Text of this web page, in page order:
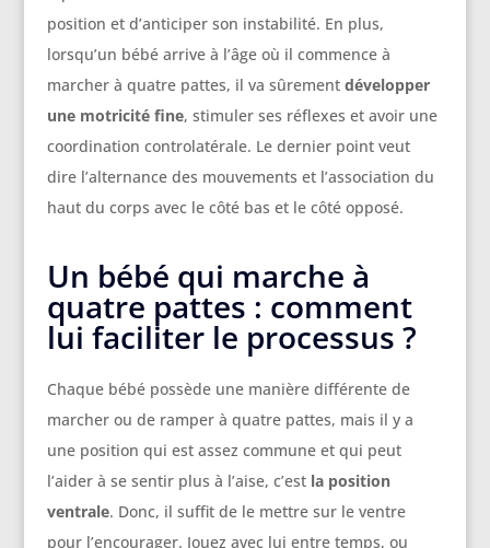
position et d’anticiper son instabilité. En plus,
lorsqu’un bébé arrive à l’âge où il commence à
marcher à quatre pattes, il va sûrement développer
une motricité fine, stimuler ses réflexes et avoir une
coordination controlatérale. Le dernier point veut
dire l’alternance des mouvements et l’association du
haut du corps avec le côté bas et le côté opposé.
Un bébé qui marche à
quatre pattes : comment
lui faciliter le processus ?
Chaque bébé possède une manière différente de
marcher ou de ramper à quatre pattes, mais il y a
une position qui est assez commune et qui peut
l’aider à se sentir plus à l’aise, c’est la position
ventrale. Donc, il suffit de le mettre sur le ventre
pour l’encourager. Jouez avec lui entre temps, ou